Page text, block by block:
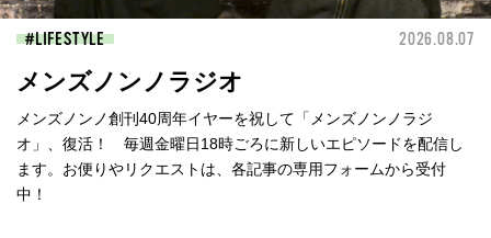
LIFESTYLE 2026.08.07
メンズノンノラジオ
メンズノンノ創刊40周年イヤーを祝して「メンズノンノラジ
オ」、復活！ 毎週金曜日18時ごろに新しいエピソードを配信し
ます。お便りやリクエストは、各記事の専用フォームから受付
中！